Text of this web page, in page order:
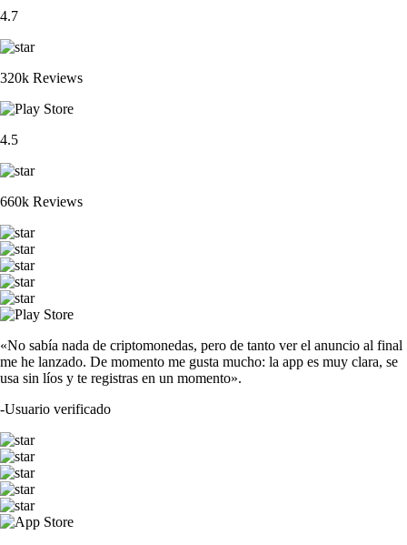
4.7
320k Reviews
4.5
660k Reviews
«No sabía nada de criptomonedas, pero de tanto ver el anuncio al final
me he lanzado. De momento me gusta mucho: la app es muy clara, se
usa sin líos y te registras en un momento».
-Usuario verificado